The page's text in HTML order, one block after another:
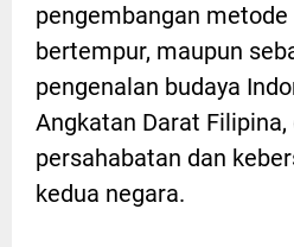
pengembangan
bertempur, maupun
pengenalan budaya
Angkatan Darat
persahabatan dan
kedua negara.